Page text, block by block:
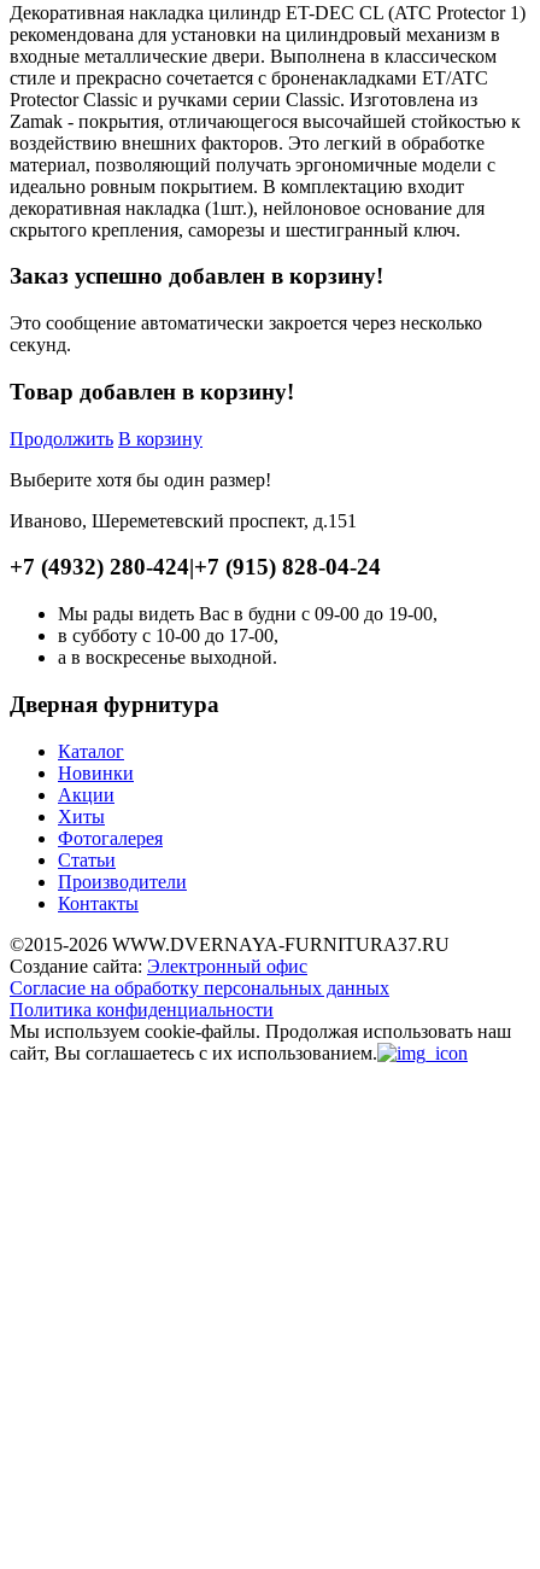
Декоративная накладка цилиндр ET-DEC CL (ATC Protector 1)
рекомендована для установки на цилиндровый механизм в
входные металлические двери. Выполнена в классическом
стиле и прекрасно сочетается с броненакладками ET/ATC
Protector Classic и ручками серии Classic. Изготовлена из
Zamak - покрытия, отличающегося высочайшей стойкостью к
воздействию внешних факторов. Это легкий в обработке
материал, позволяющий получать эргономичные модели с
идеально ровным покрытием. В комплектацию входит
декоративная накладка (1шт.), нейлоновое основание для
скрытого крепления, саморезы и шестигранный ключ.
Заказ успешно добавлен в корзину!
Это сообщение автоматически закроется через несколько
секунд.
Товар добавлен в корзину!
Продолжить В корзину
Выберите хотя бы один размер!
Иваново, Шереметевский проспект, д.151
+7 (4932) 280-424|+7 (915) 828-04-24
Мы рады видеть Вас в будни с 09-00 до 19-00,
в субботу с 10-00 до 17-00,
а в воскресенье выходной.
Дверная фурнитура
Каталог
Новинки
Акции
Хиты
Фотогалерея
Статьи
Производители
Контакты
©2015-2026 WWW.DVERNAYA-FURNITURA37.RU
Создание сайта: Электронный офис
Согласие на обработку персональных данных
Политика конфиденциальности
Мы используем cookie-файлы. Продолжая использовать наш
сайт, Вы соглашаетесь с их использованием.